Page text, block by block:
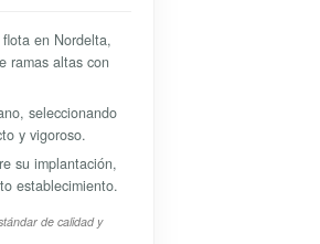
en Nordelta,
ramas altas con
seleccionando
y vigoroso.
su implantación,
establecimiento.
de calidad y